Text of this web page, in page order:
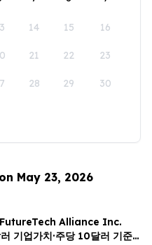
14 15 16
21 22 23
28 29 30
May 23, 2026
Alliance Inc.
기업가치·주당 10달러 기준